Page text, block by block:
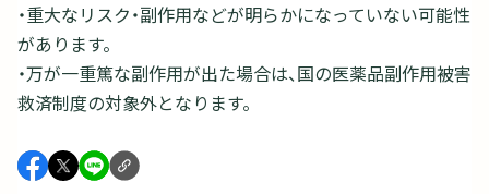
・重大なリスク・副作用などが明らかになっていない可能性
があります。
・万が一重篤な副作用が出た場合は、国の医薬品副作用被害
救済制度の対象外となります。